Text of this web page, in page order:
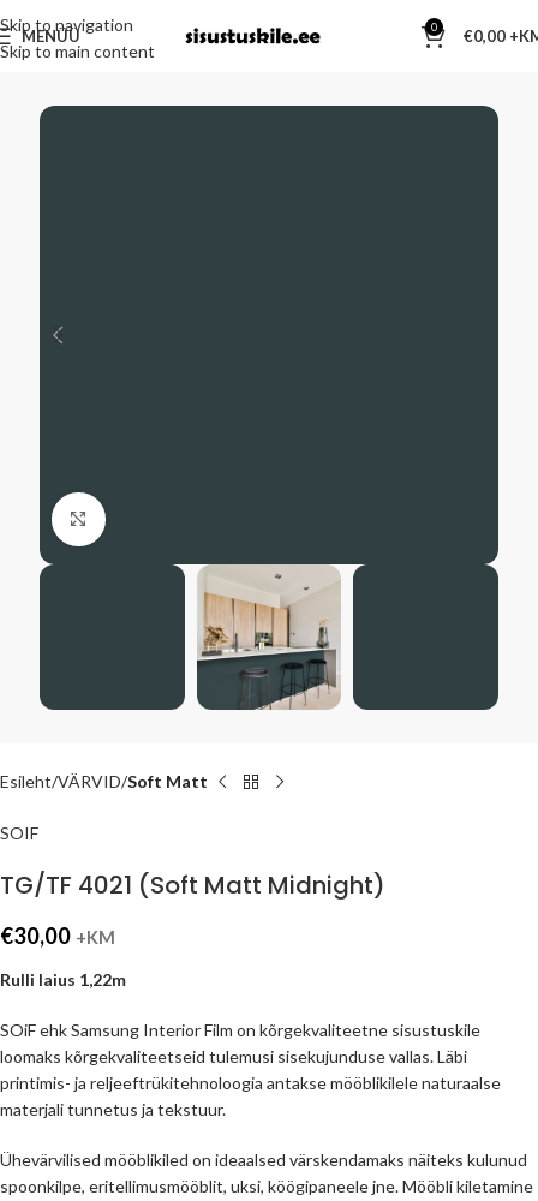
Skip to navigation
Skip to main content
MENÜÜ 0 €0,00
Kliki suurendamiseks
Esileht VÄRVID Soft Matt
SOIF
TG/TF 4021 (Soft Matt Midnight)
€30,00 +KM
Rulli laius 1,22m
SOiF ehk Samsung Interior Film on kõrgekvaliteetne sisustuskile
loomaks kõrgekvaliteetseid tulemusi sisekujunduse vallas. Läbi
printimis- ja reljeeftrükitehnoloogia antakse mööblikilele naturaalse
materjali tunnetus ja tekstuur.
Ühevärvilised mööblikiled on ideaalsed värskendamaks näiteks kulunud
spoonkilpe, eritellimusmööblit, uksi, köögipaneele jne. Mööbli kiletamine